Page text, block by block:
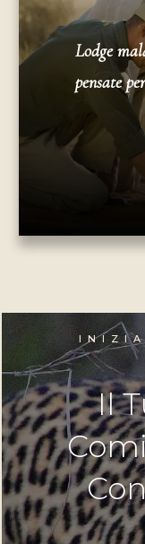
Lodge
pensate
Il